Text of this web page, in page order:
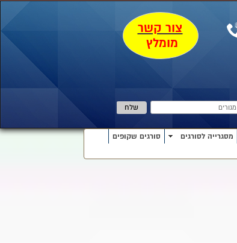
מסגרייה לסורגים
סורגים שקופים
צור קשר
מומלץ